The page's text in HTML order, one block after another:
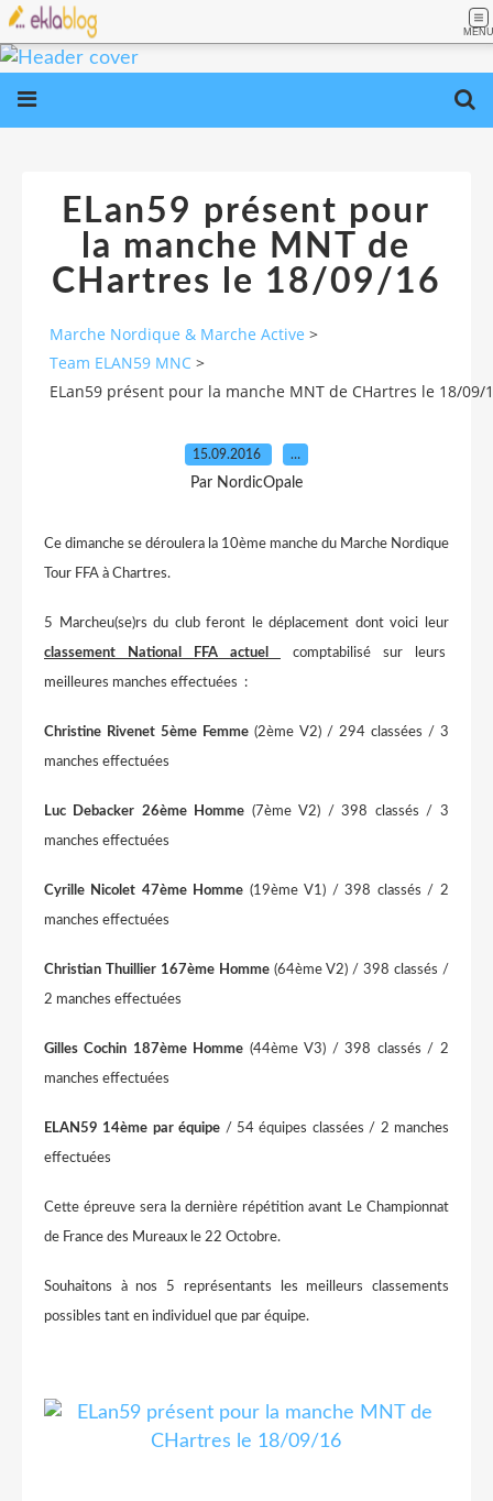
MENU
ELan59 présent pour
la manche MNT de
CHartres le 18/09/16
Marche Nordique & Marche Active >
Team ELAN59 MNC >
ELan59 présent pour la manche MNT de CHartres le 18/09/
15.09.2016 …
Par NordicOpale
Ce dimanche se déroulera la 10ème manche du Marche Nordique
Tour FFA à Chartres.
5 Marcheu(se)rs du club feront le déplacement dont voici leur
classement
National FFA actuel
comptabilisé sur leurs
meilleures manches effectuées :
Christine Rivenet 5ème Femme (2ème V2) / 294 classées / 3
manches effectuées
Luc Debacker 26ème Homme (7ème V2) / 398 classés / 3
manches effectuées
Cyrille Nicolet 47ème Homme (19ème V1) / 398 classés / 2
manches effectuées
Christian Thuillier 167ème Homme(64ème V2) / 398 classés /
2 manches effectuées
Gilles Cochin 187ème Homme (44ème V3) / 398 classés / 2
manches effectuées
ELAN59 14ème par équipe / 54 équipes classées / 2 manches
effectuées
Cette épreuve sera la dernière répétition avant Le Championnat
de France des Mureaux le 22 Octobre.
Souhaitons à nos 5 représentants les meilleurs classements
possibles tant en individuel que par équipe.